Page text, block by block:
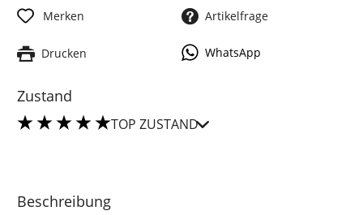
Merken Artikelfrage
Drucken WhatsApp
Zustand
TOP ZUSTAND
Beschreibung